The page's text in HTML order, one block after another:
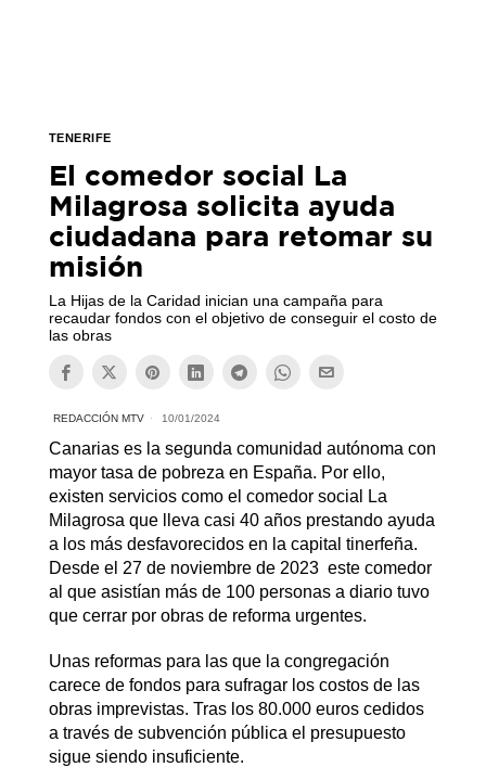
TENERIFE
El comedor social La
Milagrosa solicita ayuda
ciudadana para retomar su
misión
La Hijas de la Caridad inician una campaña para
recaudar fondos con el objetivo de conseguir el costo de
las obras
REDACCIÓN MTV 10/01/2024
Canarias es la segunda comunidad autónoma con
mayor tasa de pobreza en España. Por ello,
existen servicios como el comedor social La
Milagrosa que lleva casi 40 años prestando ayuda
a los más desfavorecidos en la capital tinerfeña.
Desde el 27 de noviembre de 2023 este comedor
al que asistían más de 100 personas a diario tuvo
que cerrar por obras de reforma urgentes.
Unas reformas para las que la congregación
carece de fondos para sufragar los costos de las
obras imprevistas. Tras los 80.000 euros cedidos
a través de subvención pública el presupuesto
sigue siendo insuficiente.